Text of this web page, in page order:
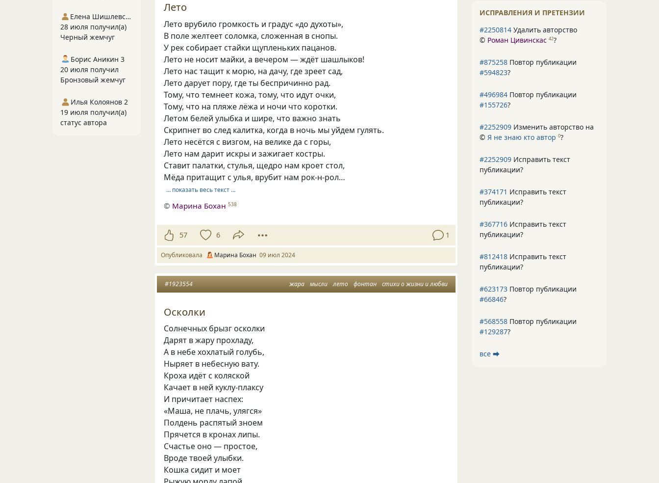
Лето
Лето врубило громкость и градус «до духоты»,
В поле желтеет соломка, сложенная в снопы.
У рек собирает стайки щупленьких пацанов.
Лето не носит майки, а вечером — ждёт шашлыков!
Лето нас тащит к морю, на дачу, где зреет сад,
Лето дарует пору, где ты беспричинно рад.
Тому, что темнеет кожа, тому, что идут очки,
Тому, что на пляже лёжа и ночи что коротки.
Летом белей улыбка и шире, что важно знать
Скрипнет во след калитка, когда в ночь мы уйдем гулять.
Лето несётся с визгом, на велике да с горы,
Лето нам дарит искры и зажигает костры.
Ставит палатки, стулья, щедро нам кроет стол,
Мёда притащит с улья, врубит нам рок-н-рол…
… показать весь текст …
© Марина Бохан 538
57 6 1
Опубликовала Марина Бохан 09 июл 2024
жара мысли лето фонтан стихи о жизни и любви
#1923554
Осколки
Солнечных брызг осколки
Дарят в жару прохладу,
А в небе хохлатый голубь,
Ныряет в небесную вату.
Кроха идёт с коляской
Качает в ней куклу-плаксу
И причитает наспех:
«Маша, не плачь, улягся»
Полдень распятый зноем
Прячется в кронах липы.
Счастье оно — простое,
Вроде твоей улыбки.
Кошка сидит и моет
ИСПРАВЛЕНИЯ И ПРЕТЕНЗИИ
#2250814 Удалить авторство
© Роман Цивинскас 42?
#875258 Повтор публикации
#594823?
#496984 Повтор публикации
#155726?
#2252909 Изменить авторство на
© Я не знаю кто автор 0?
#2252909 Исправить текст
публикации?
#374171 Исправить текст
публикации?
#367716 Исправить текст
публикации?
#812418 Исправить текст
публикации?
#623173 Повтор публикации
#66846?
#568558 Повтор публикации
#129287?
все ⮕
Елена Шишлевская
28 июля получил(а)
Черный жемчуг
Борис Аникин 3
20 июля получил
Бронзовый жемчуг
Илья Колоянов 2
19 июля получил(а)
статус автора